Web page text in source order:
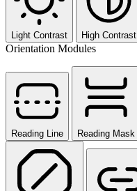
Light Contrast High Contrast
Orientation Modules
Reading Line Reading Mask